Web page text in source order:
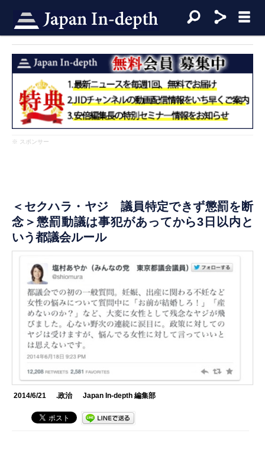
※ スポンサー
＜セクハラ・ヤジ 議員特定できず懲罰を断
念＞懲罰動議は事犯があってから3日以内と
いう都議会ルール
2014/6/21 .政治 Japan In-depth 編集部